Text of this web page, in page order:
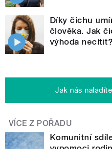
Díky čichu
člověka. Jak
výhoda necítit?
Jak nás
VÍCE Z POŘADU
Komunitní